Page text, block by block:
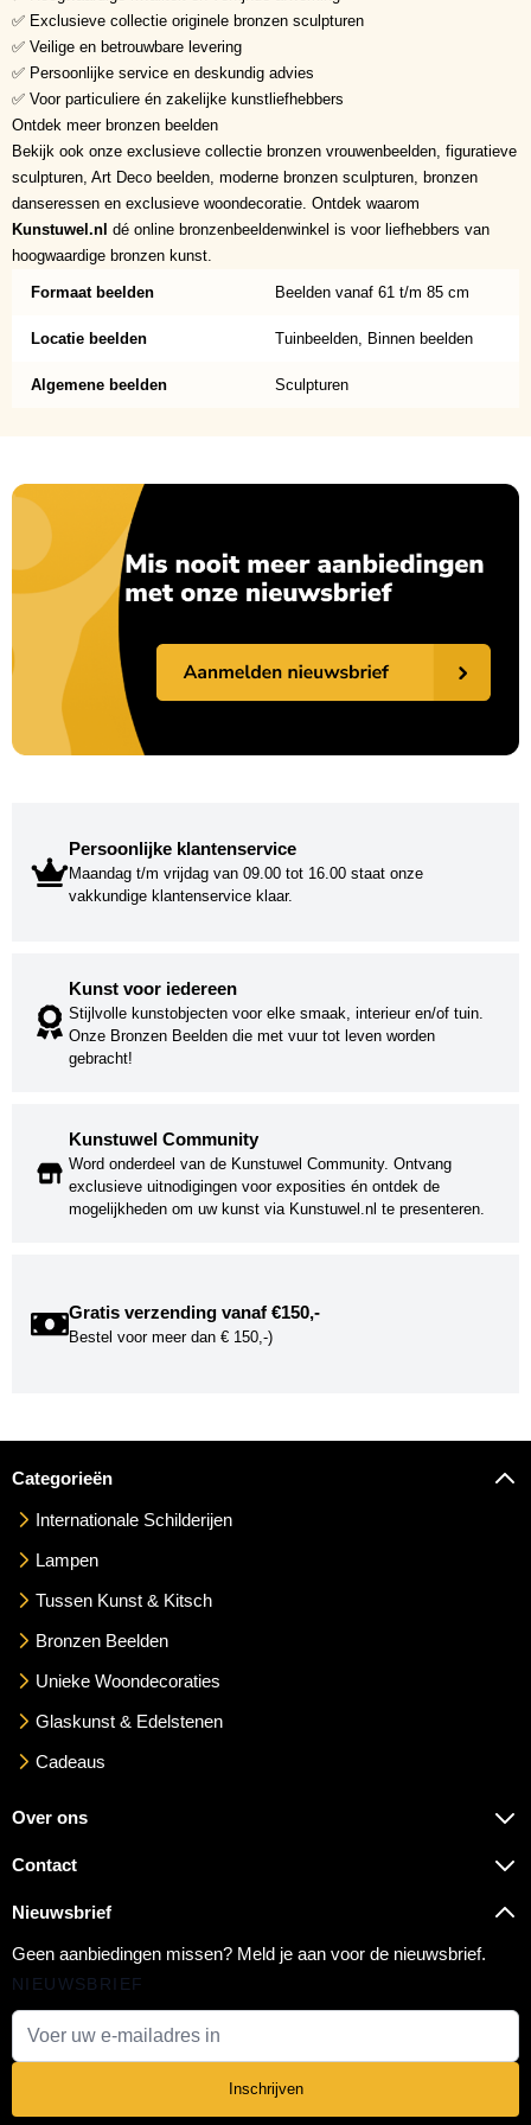
✅ Exclusieve collectie originele bronzen sculpturen
✅ Veilige en betrouwbare levering
✅ Persoonlijke service en deskundig advies
✅ Voor particuliere én zakelijke kunstliefhebbers
Ontdek meer bronzen beelden
Bekijk ook onze exclusieve collectie bronzen vrouwenbeelden, figuratieve
sculpturen, Art Deco beelden, moderne bronzen sculpturen, bronzen
danseressen en exclusieve woondecoratie. Ontdek waarom
Kunstuwel.nl dé online bronzenbeeldenwinkel is voor liefhebbers van
hoogwaardige bronzen kunst.
Formaat beelden Beelden vanaf 61 t/m 85 cm
Locatie beelden Tuinbeelden, Binnen beelden
Algemene beelden Sculpturen
Persoonlijke klantenservice
Maandag t/m vrijdag van 09.00 tot 16.00 staat onze
vakkundige klantenservice klaar.
Kunst voor iedereen
Stijlvolle kunstobjecten voor elke smaak, interieur en/of tuin.
Onze Bronzen Beelden die met vuur tot leven worden
gebracht!
Kunstuwel Community
Word onderdeel van de Kunstuwel Community. Ontvang
exclusieve uitnodigingen voor exposities én ontdek de
mogelijkheden om uw kunst via Kunstuwel.nl te presenteren.
Gratis verzending vanaf €150,-
Bestel voor meer dan € 150,-)
Categorieën
Internationale Schilderijen
Lampen
Tussen Kunst & Kitsch
Bronzen Beelden
Unieke Woondecoraties
Glaskunst & Edelstenen
Cadeaus
Over ons
Contact
Nieuwsbrief
Geen aanbiedingen missen? Meld je aan voor de nieuwsbrief.
NIEUWSBRIEF
Inschrijven